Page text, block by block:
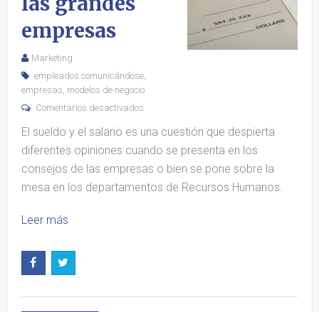
empresas
Marketing
empleados comunicándose,
empresas, modelos de negocio
Comentarios desactivados
El sueldo y el salario es una cuestión que despierta
diferentes opiniones cuando se presenta en los
consejos de las empresas o bien se pone sobre la
mesa en los departamentos de Recursos Humanos.
Leer más